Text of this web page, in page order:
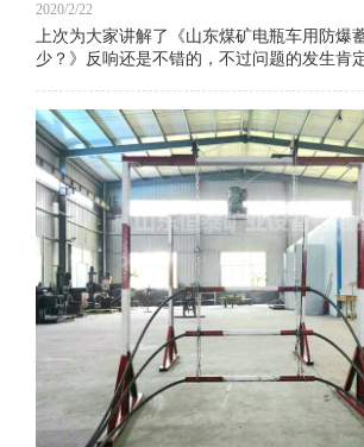
2020/2/22
上次为大家讲解了《山东煤矿电瓶车用防爆
少？》反响还是不错的，不过问题的发生肯